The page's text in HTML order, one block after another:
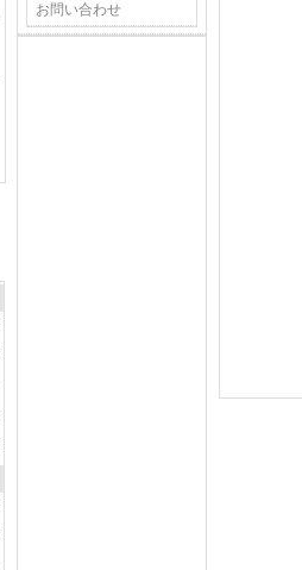
お問い合わせ